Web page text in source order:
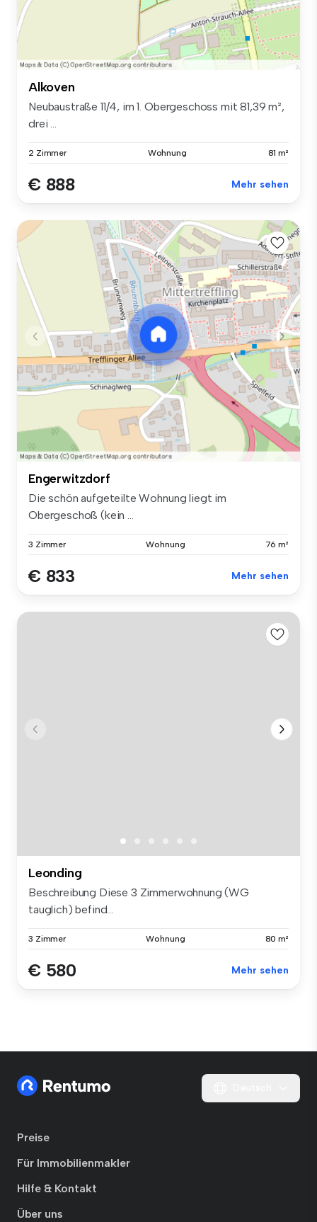
Alkoven
Neubaustraße 11/4, im 1. Obergeschoss mit 81,39 m²,
drei ...
2 Zimmer Wohnung 81 m²
€ 888 Mehr sehen
Engerwitzdorf
Die schön aufgeteilte Wohnung liegt im
Obergeschoß (kein ...
3 Zimmer Wohnung 76 m²
€ 833 Mehr sehen
Leonding
Beschreibung Diese 3 Zimmerwohnung (WG
tauglich) befind...
3 Zimmer Wohnung 80 m²
€ 580 Mehr sehen
Preise
Für Immobilienmakler
Hilfe & Kontakt
Über uns